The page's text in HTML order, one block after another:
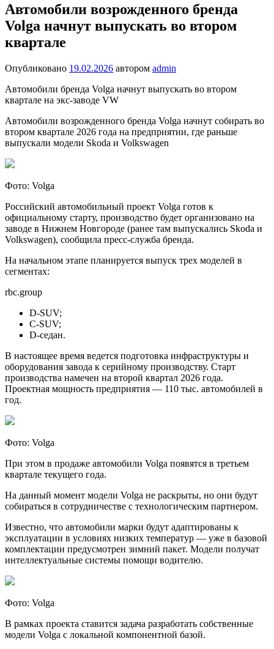
Автомобили возрожденного бренда
Volga начнут выпускать во втором
квартале
Опубликовано 19.02.2026 автором admin
Автомобили бренда Volga начнут выпускать во втором
квартале на экс-заводе VW
Автомобили возрожденного бренда Volga начнут собирать во
втором квартале 2026 года на предприятии, где раньше
выпускали модели Skoda и Volkswagen
Фото: Volga
Российский автомобильный проект Volga готов к
официальному старту, производство будет организовано на
заводе в Нижнем Новгороде (ранее там выпускались Skoda и
Volkswagen), сообщила пресс-служба бренда.
На начальном этапе планируется выпуск трех моделей в
сегментах:
rbc.group
D-SUV;
C-SUV;
D-седан.
В настоящее время ведется подготовка инфраструктуры и
оборудования завода к серийному производству. Старт
производства намечен на второй квартал 2026 года.
Проектная мощность предприятия — 110 тыс. автомобилей в
год.
Фото: Volga
При этом в продаже автомобили Volga появятся в третьем
квартале текущего года.
На данный момент модели Volga не раскрыты, но они будут
собираться в сотрудничестве с технологическим партнером.
Известно, что автомобили марки будут адаптированы к
эксплуатации в условиях низких температур — уже в базовой
комплектации предусмотрен зимний пакет. Модели получат
интеллектуальные системы помощи водителю.
Фото: Volga
В рамках проекта ставится задача разработать собственные
модели Volga с локальной компонентной базой.